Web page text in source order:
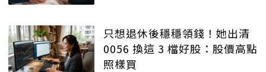
只想退休後穩穩領錢！她出清
0056 換這 3 檔好股：股價高點
照樣買